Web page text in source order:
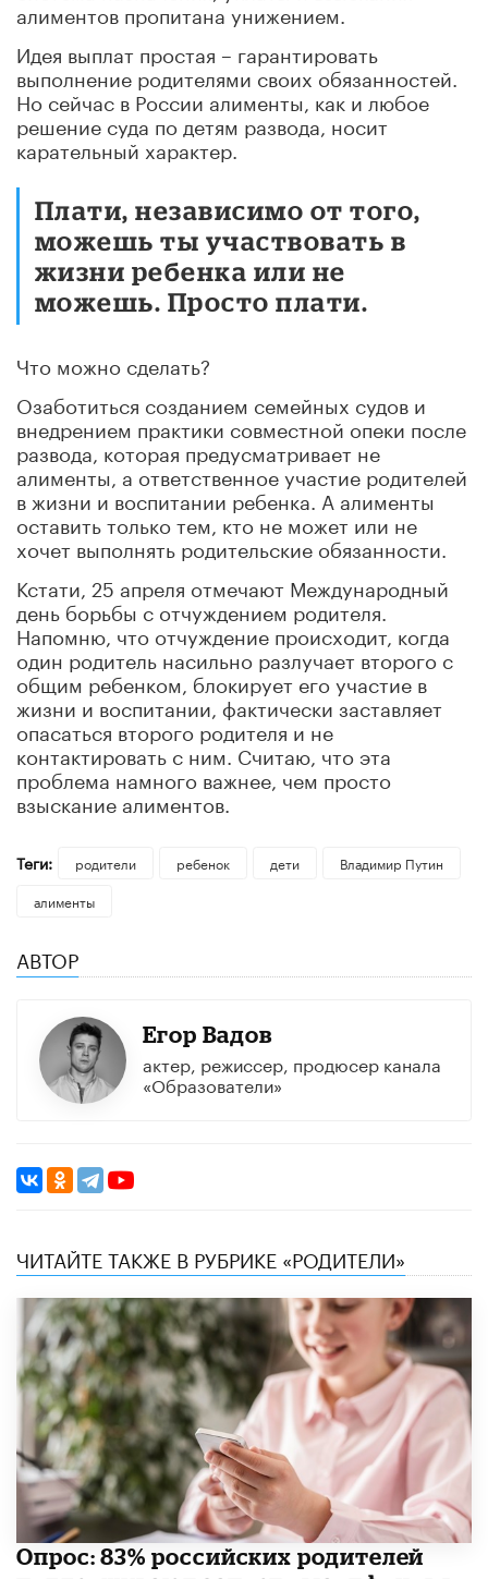
алиментов пропитана унижением.
Идея выплат простая – гарантировать
выполнение родителями своих обязанностей.
Но сейчас в России алименты, как и любое
решение суда по детям развода, носит
карательный характер.
Плати, независимо от того,
можешь ты участвовать в
жизни ребенка или не
можешь. Просто плати.
Что можно сделать?
Озаботиться созданием семейных судов и
внедрением практики совместной опеки после
развода, которая предусматривает не
алименты, а ответственное участие родителей
в жизни и воспитании ребенка. А алименты
оставить только тем, кто не может или не
хочет выполнять родительские обязанности.
Кстати, 25 апреля отмечают Международный
день борьбы с отчуждением родителя.
Напомню, что отчуждение происходит, когда
один родитель насильно разлучает второго с
общим ребенком, блокирует его участие в
жизни и воспитании, фактически заставляет
опасаться второго родителя и не
контактировать с ним. Считаю, что эта
проблема намного важнее, чем просто
взыскание алиментов.
Теги: родители ребенок дети
Владимир Путин
алименты
АВТОР
Егор Вадов
актер, режиссер, продюсер канала
«Образователи»
ЧИТАЙТЕ ТАКЖЕ В РУБРИКЕ «РОДИТЕЛИ»
Опрос: 83% российских родителей